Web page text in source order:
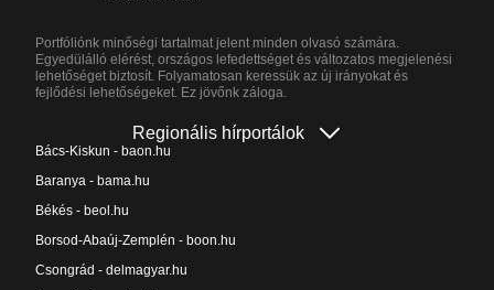
Portfóliónk minőségi tartalmat jelent minden olvasó számára.
Egyedülálló elérést, országos lefedettséget és változatos megjelenési
lehetőséget biztosít. Folyamatosan keressük az új irányokat és
fejlődési lehetőségeket. Ez jövőnk záloga.
Regionális hírportálok
Bács-Kiskun - baon.hu
Baranya - bama.hu
Békés - beol.hu
Borsod-Abaúj-Zemplén - boon.hu
Csongrád - delmagyar.hu